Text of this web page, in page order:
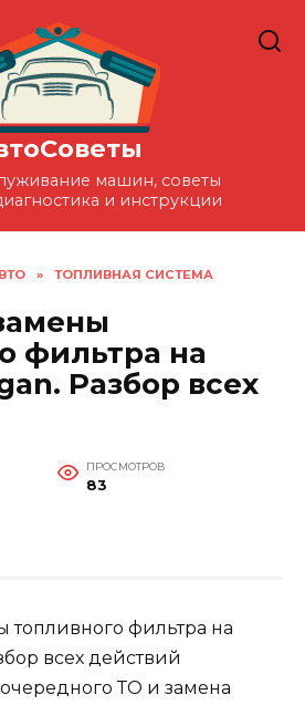
машин, советы
и инструкции
» ТОПЛИВНАЯ СИСТЕМА
фильтра на
Разбор всех
ПРОСМОТРОВ
83
ТО и замена